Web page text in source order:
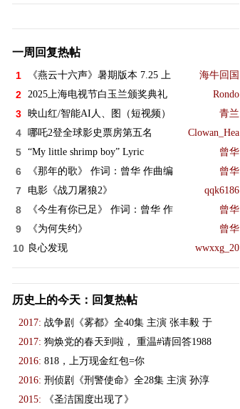
一周回复热帖
1 《燕云十六声》暑期版本 7.25 上 海牛回国
2 2025上海电视节白玉兰颁奖典礼 Rondo
3 映山红/智能AI人、图（短视频） 青兰
4 哪吒2登全球影史票房第五名 Clowan_Hea
5 “My little shrimp boy” Lyric 曾华
6 《那年的歌》 作词：曾华 作曲编 曾华
7 电影《战刀屠狼2》 qqk6186
8 《今生有你已足》 作词：曾华 作 曾华
9 《为何失约》 曾华
10 良心发现 wwxxg_20
历史上的今天：回复热帖
2017: 战争剧《雾都》全40集 主演 张丰毅 于
2017: 狗焕党的春天到啦， 重温#请回答1988
2016: 818，上万现金红包=你
2016: 刑侦剧《刑警使命》全28集 主演 孙淳
2015:
《圣洁国度出现了》